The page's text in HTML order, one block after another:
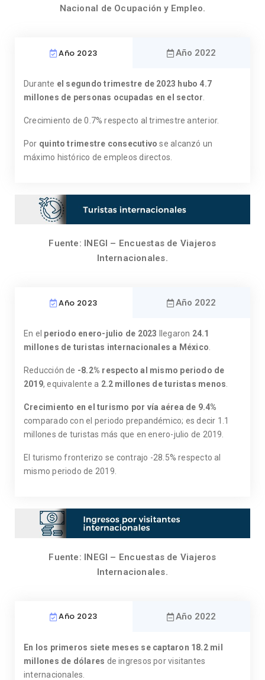
Nacional de Ocupación y Empleo.
Año 2023 Año 2022
Durante el segundo trimestre de 2023 hubo 4.7
millones de personas ocupadas en el sector.
Crecimiento de 0.7% respecto al trimestre anterior.
Por quinto trimestre consecutivo se alcanzó un
máximo histórico de empleos directos.
Fuente: INEGI – Encuestas de Viajeros
Internacionales.
Año 2023 Año 2022
En el periodo enero-julio de 2023 llegaron 24.1
millones de turistas internacionales a México
Reducción de -8.2% respecto al mismo periodo de
2019, equivalente a 2.2 millones de turistas menos
Crecimiento en el turismo por vía aérea de 9.4%
comparado con el periodo prepandémico; es decir 1.1
millones de turistas más que en enero-julio de 2019.
El turismo fronterizo se contrajo -28.5% respecto al
mismo periodo de 2019.
Fuente: INEGI – Encuestas de Viajeros
Internacionales.
Año 2023 Año 2022
En los primeros siete meses se captaron 18.2 mil
millones de dólares de ingresos por visitantes
internacionales.